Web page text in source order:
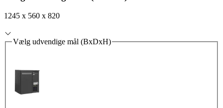
1245 x 560 x 820
Vælg udvendige mål (BxDxH)